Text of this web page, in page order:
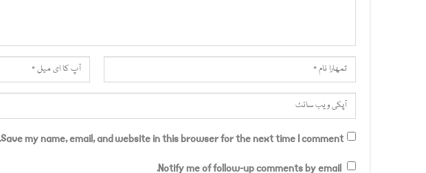
Save my name, email, and website in this browser for the next time I comment.
Notify me of follow-up comments by email.